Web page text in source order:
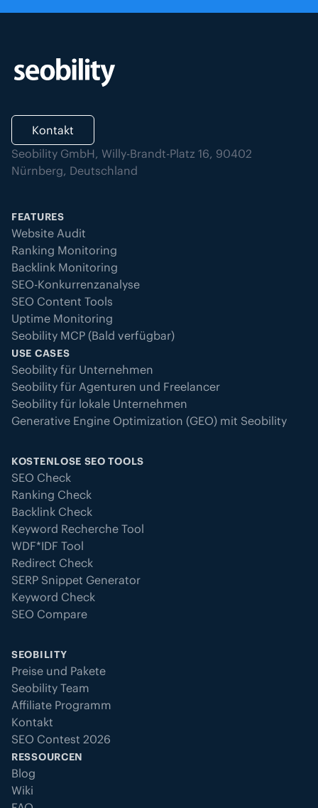
Kontakt
Seobility GmbH, Willy-Brandt-Platz 16, 90402
Nürnberg, Deutschland
FEATURES
Website Audit
Ranking Monitoring
Backlink Monitoring
SEO-Konkurrenzanalyse
SEO Content Tools
Uptime Monitoring
Seobility MCP (Bald verfügbar)
USE CASES
Seobility für Unternehmen
Seobility für Agenturen und Freelancer
Seobility für lokale Unternehmen
Generative Engine Optimization (GEO) mit Seobility
KOSTENLOSE SEO TOOLS
SEO Check
Ranking Check
Backlink Check
Keyword Recherche Tool
WDF*IDF Tool
Redirect Check
SERP Snippet Generator
Keyword Check
SEO Compare
SEOBILITY
Preise und Pakete
Seobility Team
Affiliate Programm
Kontakt
SEO Contest 2026
RESSOURCEN
Blog
Wiki